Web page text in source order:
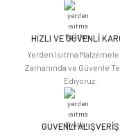
Görüş ve önerileriniz için
Ürün açıklamasında
Ürün bilgilerinde
Ürün fiyatı diğer
Bu ürüne benzer farklı
HIZLI VE GÜVENLİ
Yerden Isıtma
Zamanında ve Güvenle
Ediyoruz.
GÜVENLİ ALIŞVERİŞ